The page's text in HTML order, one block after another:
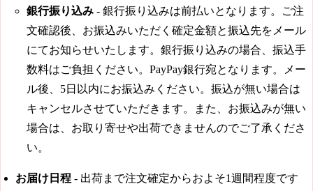
銀行振り込み - 銀行振り込みは前払いとなります。ご注
文確認後、お振込みいただく確定金額と振込先をメール
にてお知らせいたします。銀行振り込みの場合、振込手
数料はご負担ください。PayPay銀行宛となります。メー
ル後、5日以内にお振込みください。振込が無い場合は
キャンセルさせていただきます。また、お振込みが無い
場合は、お取り寄せや出荷できませんのでご了承くださ
い。
お届け日程 - 出荷まで注文確定からおよそ1週間程度です